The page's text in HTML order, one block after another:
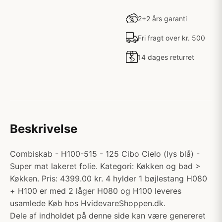
2+2 års garanti
Fri fragt over kr. 500
14 dages returret
Beskrivelse
Combiskab - H100-515 - 125 Cibo Cielo (lys blå) -
Super mat lakeret folie. Kategori: Køkken og bad >
Køkken. Pris: 4399.00 kr. 4 hylder 1 bøjlestang H080
+ H100 er med 2 låger H080 og H100 leveres
usamlede Køb hos HvidevareShoppen.dk.
Dele af indholdet på denne side kan være genereret